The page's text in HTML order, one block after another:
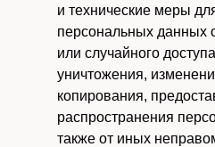
и технические меры
персональных данных
или случайного
уничтожения,
копирования,
распространения
также от иных